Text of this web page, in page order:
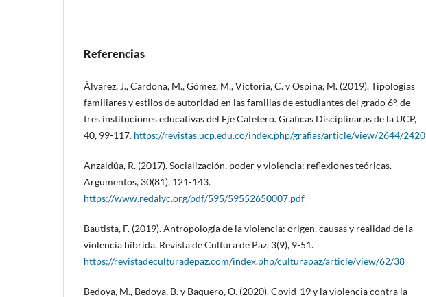
Referencias
Álvarez, J., Cardona, M., Gómez, M., Victoria, C. y Ospina, M. (2019). Tipologías
familiares y estilos de autoridad en las familias de estudiantes del grado 6°. de
tres instituciones educativas del Eje Cafetero. Graficas Disciplinaras de la UCP,
40, 99-117. https://revistas.ucp.edu.co/index.php/grafias/article/view/2644/2420
Anzaldúa, R. (2017). Socialización, poder y violencia: reflexiones teóricas.
Argumentos, 30(81), 121-143.
https://www.redalyc.org/pdf/595/59552650007.pdf
Bautista, F. (2019). Antropología de la violencia: origen, causas y realidad de la
violencia híbrida. Revista de Cultura de Paz, 3(9), 9-51.
https://revistadeculturadepaz.com/index.php/culturapaz/article/view/62/38
Bedoya, M., Bedoya, B. y Baquero, O. (2020). Covid-19 y la violencia contra la